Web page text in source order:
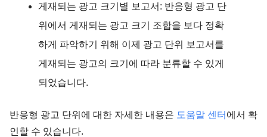
게재되는 광고 크기별 보고서: 반응형 광고 단
위에서 게재되는 광고 크기 조합을 보다 정확
하게 파악하기 위해 이제 광고 단위 보고서를
게재되는 광고의 크기에 따라 분류할 수 있게
되었습니다.
반응형 광고 단위에 대한 자세한 내용은 도움말 센터 에서 확
인할 수 있습니다.